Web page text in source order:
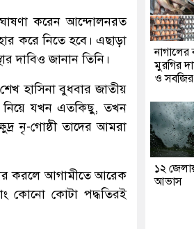
করেন আন্দোলনরত
করে নিতে হবে। এছাড়া
দাবিও জানান তিনি।
শেখ হাসিনা বুধবার জাতীয়
নিয়ে যখন এতকিছু, তখন
নৃ-গোষ্ঠী তাদের আমরা
করলে আগামীতে আরেক
কোনো কোটা পদ্ধতিরই
নাগালের
মুরগির
ও সবজির
১২ জেলায়
আভাস